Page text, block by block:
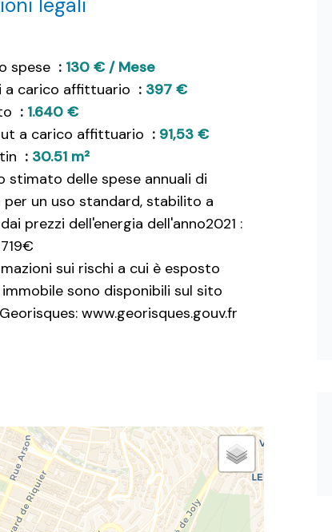
spese
130 € / Mese
a carico affittuario
397 €
1.640 €
a carico affittuario
91,53 €
30.51 m²
stimato delle spese annuali di
per un uso standard, stabilito a
prezzi dell'energia dell'anno2021 :
sui rischi a cui è esposto
sono disponibili sul sito
www.georisques.gouv.fr